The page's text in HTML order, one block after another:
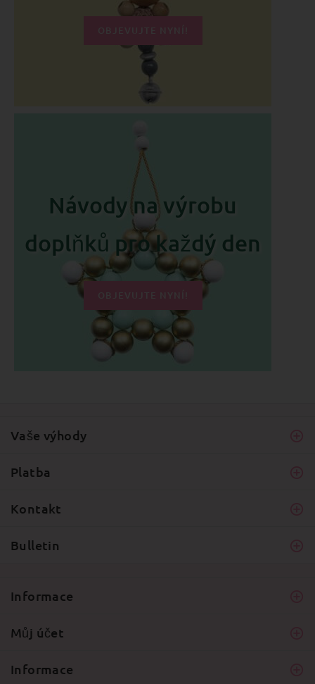
Návody na výrobu
doplňků pro každý den
Vaše výhody
Platba
Kontakt
Bulletin
Informace
Můj účet
Informace